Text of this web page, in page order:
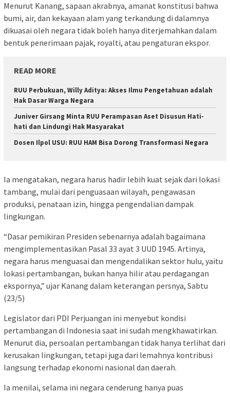
Menurut Kanang, sapaan akrabnya, amanat konstitusi bahwa
bumi, air, dan kekayaan alam yang terkandung di dalamnya
dikuasai oleh negara tidak boleh hanya diterjemahkan dalam
bentuk penerimaan pajak, royalti, atau pengaturan ekspor.
READ MORE
RUU Perbukuan, Willy Aditya: Akses Ilmu Pengetahuan adalah
Hak Dasar Warga Negara
Juniver Girsang Minta RUU Perampasan Aset Disusun Hati-
hati dan Lindungi Hak Masyarakat
Dosen Ilpol USU: RUU HAM Bisa Dorong Transformasi Negara
Ia mengatakan, negara harus hadir lebih kuat sejak dari lokasi
tambang, mulai dari penguasaan wilayah, pengawasan
produksi, penataan izin, hingga pengendalian dampak
lingkungan.
“Dasar pemikiran Presiden sebenarnya adalah bagaimana
mengimplementasikan Pasal 33 ayat 3 UUD 1945. Artinya,
negara harus menguasai dan mengendalikan sektor hulu, yaitu
lokasi pertambangan, bukan hanya hilir atau perdagangan
ekspornya,” ujar Kanang dalam keterangan persnya, Sabtu
(23/5)
Legislator dari PDI Perjuangan ini menyebut kondisi
pertambangan di Indonesia saat ini sudah mengkhawatirkan.
Menurut dia, persoalan pertambangan tidak hanya terlihat dari
kerusakan lingkungan, tetapi juga dari lemahnya kontribusi
langsung terhadap ekonomi nasional dan daerah.
Ia menilai, selama ini negara cenderung hanya puas